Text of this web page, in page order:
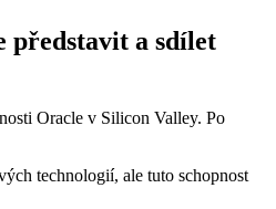
představit a sdílet
Oracle v Silicon Valley. Po
technologií, ale tuto schopnost